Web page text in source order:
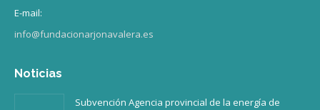
E-mail:
info@fundacionarjonavalera.es
Noticias
Subvención Agencia provincial de la energía de